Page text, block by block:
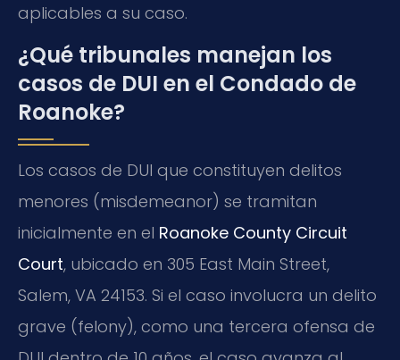
aplicables a su caso.
¿Qué tribunales manejan los
casos de DUI en el Condado de
Roanoke?
Los casos de DUI que constituyen delitos
menores (misdemeanor) se tramitan
inicialmente en el Roanoke County Circuit
Court, ubicado en 305 East Main Street,
Salem, VA 24153. Si el caso involucra un delito
grave (felony), como una tercera ofensa de